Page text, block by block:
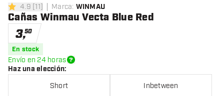
4.9 estrellas de puntuación
4.9 [11] Marca: WINMAU
Cañas Winmau Vecta Blue Red
3,50
En stock
Envío en 24 horas
Haz una elección:
Short Inbetween